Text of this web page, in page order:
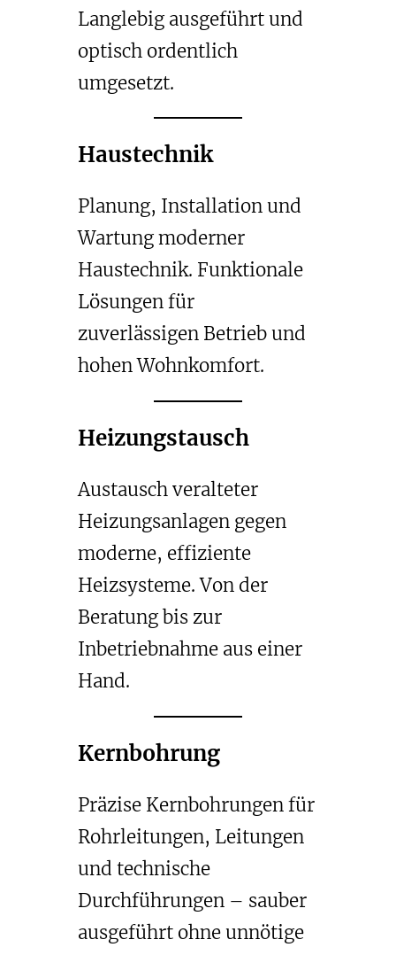
Langlebig ausgeführt und
optisch ordentlich
umgesetzt.
Haustechnik
Planung, Installation und
Wartung moderner
Haustechnik. Funktionale
Lösungen für
zuverlässigen Betrieb und
hohen Wohnkomfort.
Heizungstausch
Austausch veralteter
Heizungsanlagen gegen
moderne, effiziente
Heizsysteme. Von der
Beratung bis zur
Inbetriebnahme aus einer
Hand.
Kernbohrung
Präzise Kernbohrungen für
Rohrleitungen, Leitungen
und technische
Durchführungen – sauber
ausgeführt ohne unnötige